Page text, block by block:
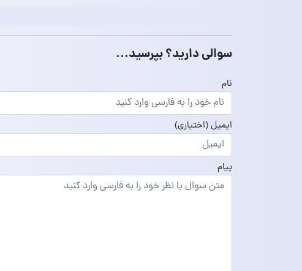
سوالی دارید؟ بپرسید...
نام
ایمیل(اختیاری)
پیام